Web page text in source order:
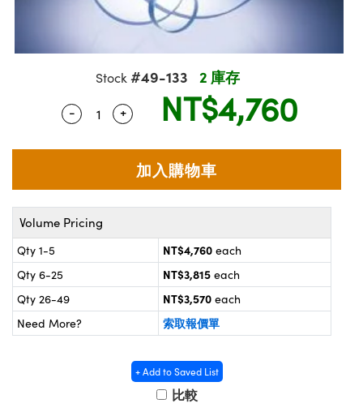
Sputtering) Coated Optics |
濺鍍）鍍膜光學元件
Elements (DOE) | 繞射光學
體視顯微鏡系統
Lenses | 變焦鏡頭模組
| 顯微鏡標靶
Stage Micrometers | 刻劃板或鏡
Mechanics | 顯微鏡用結構件
鏡
and Couplers | 中繼鏡或耦合鏡
Microscopes | 袖珍顯微鏡
鏡
and Optomechanics | 相
Cameras | 高速接口相
| 模擬相機
Development Systems
Optical Company
Components
Labs™
Stock #49-133 2 庫存
Quantity Selector
- Use the plus and minus buttons to
+ NT$4,760
Volume Pricing
Qty 1-5 NT$4,760 each
Qty 6-25
NT$3,815 each
Qty 26-49
NT$3,570 each
Need More?
索取報價單
+ Add to Saved List
比較